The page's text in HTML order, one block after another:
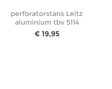
perforatorstans Leitz
aluminium tbv 5114
€ 19,95